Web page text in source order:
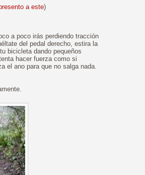
a este)
a poco irás perdiendo tracción
del pedal derecho, estira la
bicicleta dando pequeños
hacer fuerza como si
el ano para que no salga nada.